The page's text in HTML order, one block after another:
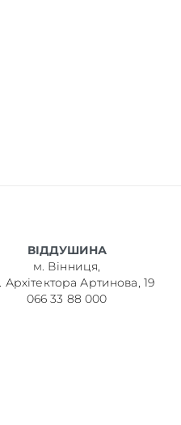
ВІДДУШИНА
м. Вінниця,
Архітектора Артинова, 19
066 33 88 000